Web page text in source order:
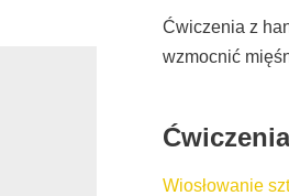
Ćwiczenia z
wzmocnić
Ćwiczenia
Wiosłowanie